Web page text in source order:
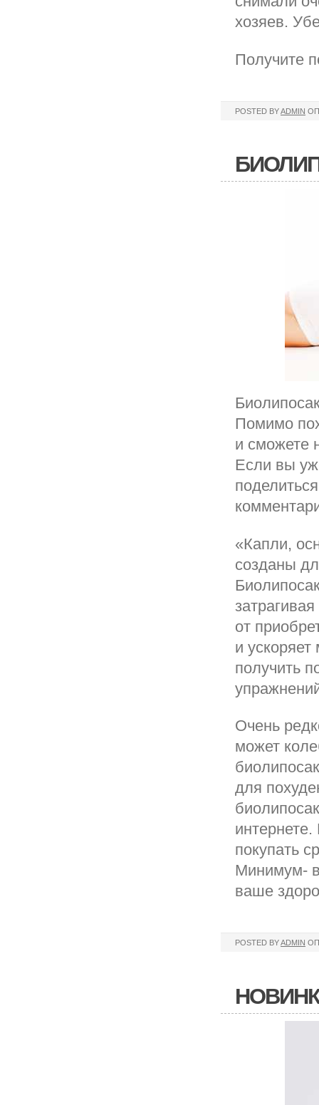
хозяев.
Получите
POSTED BYADMIN
Помимо
и сможете
Если вы
«Капли,
созданы
от
и
получить
Очень
может
для
покупать
Минимум-
ваше
POSTED BYADMIN